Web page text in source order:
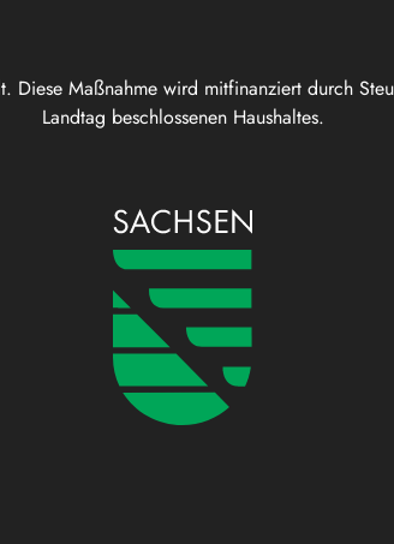
Diese Maßnahme wird mitfinanziert durch
Landtag beschlossenen Haushaltes.